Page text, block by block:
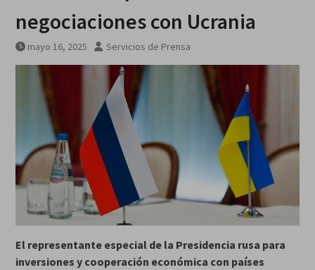
negociaciones con Ucrania
mayo 16, 2025 Servicios de Prensa
El representante especial de la Presidencia rusa para
inversiones y cooperación económica con países